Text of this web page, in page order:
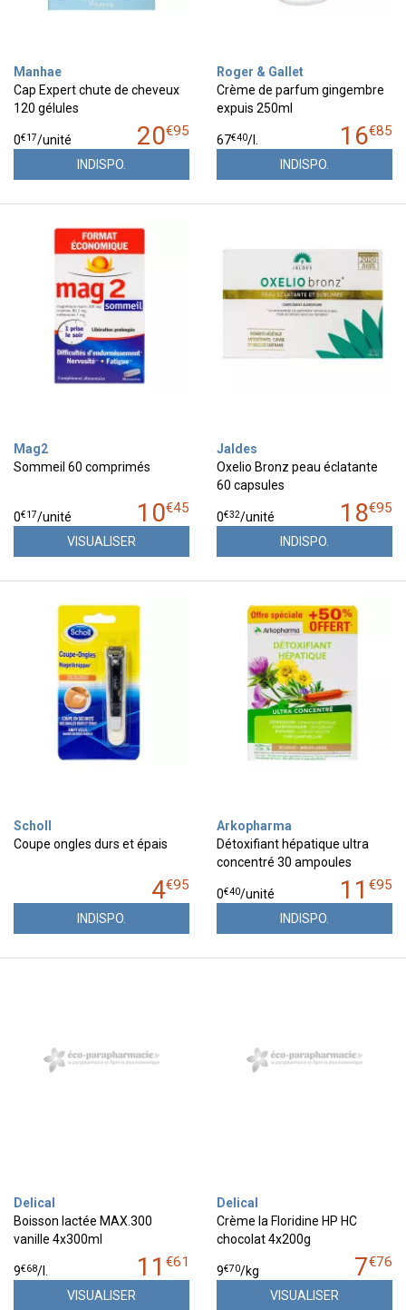
Manhae
Cap Expert chute de cheveux
120 gélules
20€95
0€17/unité
INDISPO.
Roger & Gallet
Crème de parfum gingembre
expuis 250ml
16€85
67€40/l.
INDISPO.
Mag2
Sommeil 60 comprimés
10€45
0€17/unité
VISUALISER
Jaldes
Oxelio Bronz peau éclatante
60 capsules
18€95
0€32/unité
INDISPO.
Scholl
Coupe ongles durs et épais
4€95
INDISPO.
Arkopharma
Détoxifiant hépatique ultra
concentré 30 ampoules
11 €95
0€40/unité
INDISPO.
Delical
Boisson lactée MAX.300
vanille 4x300ml
11 €61
9€68/l.
VISUALISER
Delical
Crème la Floridine HP HC
chocolat 4x200g
7€76
9€70/kg
VISUALISER